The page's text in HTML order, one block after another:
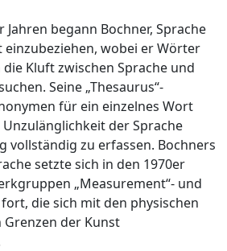
Jahren begann Bochner, Sprache
wobei er Wörter
Kluft zwischen Sprache und
Seine „Thesaurus“-
für ein einzelnes Wort
der Sprache
vollständig zu erfassen. Bochners
setzte sich in den 1970er
„Measurement“- und
die sich mit den physischen
der Kunst